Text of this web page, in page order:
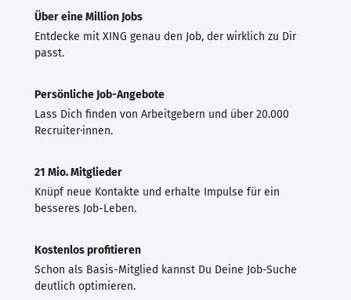
Über eine Million Jobs
Entdecke mit XING genau den Job, der wirklich zu Dir
passt.
Persönliche Job-Angebote
Lass Dich finden von Arbeitgebern und über 20.000
Recruiter·innen.
21 Mio. Mitglieder
Knüpf neue Kontakte und erhalte Impulse für ein
besseres Job-Leben.
Kostenlos profitieren
Schon als Basis-Mitglied kannst Du Deine Job-Suche
deutlich optimieren.